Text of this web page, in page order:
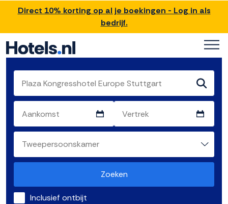
Direct 10% korting op al je boekingen - Log in als
bedrijf.
Zoeken
Inclusief ontbijt